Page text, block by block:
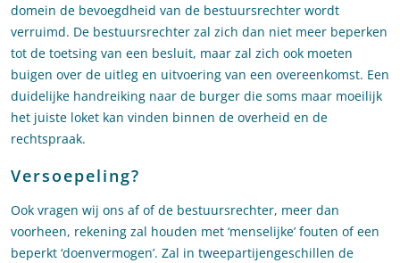
domein de bevoegdheid van de bestuursrechter wordt
verruimd. De bestuursrechter zal zich dan niet meer beperken
tot de toetsing van een besluit, maar zal zich ook moeten
buigen over de uitleg en uitvoering van een overeenkomst. Een
duidelijke handreiking naar de burger die soms maar moeilijk
het juiste loket kan vinden binnen de overheid en de
rechtspraak.
Versoepeling?
Ook vragen wij ons af of de bestuursrechter, meer dan
voorheen, rekening zal houden met ‘menselijke’ fouten of een
beperkt ‘doenvermogen’. Zal in tweepartijengeschillen de